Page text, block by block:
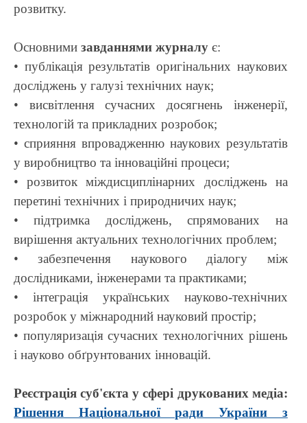
розвитку.
Основними завданнями журналу є:
• публікація результатів оригінальних наукових
досліджень у галузі технічних наук;
• висвітлення сучасних досягнень інженерії,
технологій та прикладних розробок;
• сприяння впровадженню наукових результатів
у виробництво та інноваційні процеси;
• розвиток міждисциплінарних досліджень на
перетині технічних і природничих наук;
• підтримка досліджень, спрямованих на
вирішення актуальних технологічних проблем;
• забезпечення наукового діалогу між
дослідниками, інженерами та практиками;
• інтеграція українських науково-технічних
розробок у міжнародний науковий простір;
• популяризація сучасних технологічних рішень
і науково обґрунтованих інновацій.
Реєстрація суб'єкта у сфері друкованих медіа:
Рішення Національної ради України з